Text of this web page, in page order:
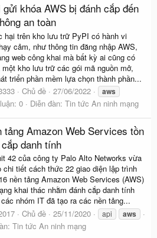
khóa AWS bị đánh cắp đến
an toàn
hại trên kho lưu trữ PyPI có hành vi
cảm, như thông tin đăng nhập AWS,
web công khai mà bất kỳ ai cũng có
kho lưu trữ các gói mã nguồn mở,
triển phần mềm lựa chọn thành phần...
Chủ đề 27/06/2022 aws
0 Diễn đàn: Tin tức An ninh mạng
tảng Amazon Web Services tồn
danh tính
42 của công ty Palo Alto Networks vừa
chi tiết cách thức 22 giao diện lập trình
nền tảng Amazon Web Services (AWS)
khai thác nhằm đánh cắp danh tính
nhóm IT đã tạo ra các nền tảng...
Chủ đề 25/11/2020 api aws
Tin tức An ninh mạng